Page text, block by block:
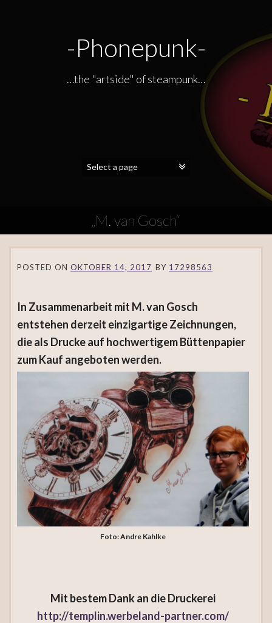
-Phonepunk-
…the "artside" of steampunk…
„M. van Gosch“
POSTED ON OKTOBER 14, 2017 BY 17298563
In Zusammenarbeit mit M. van Gosch
entstehen derzeit einzigartige Zeichnungen,
die als Drucke auf hochwertigem Büttenpapier
zum Kauf angeboten werden.
Foto: Andre Kahlke
Mit bestem Dank an die Druckerei
http://templin.werbeland-partner.com/